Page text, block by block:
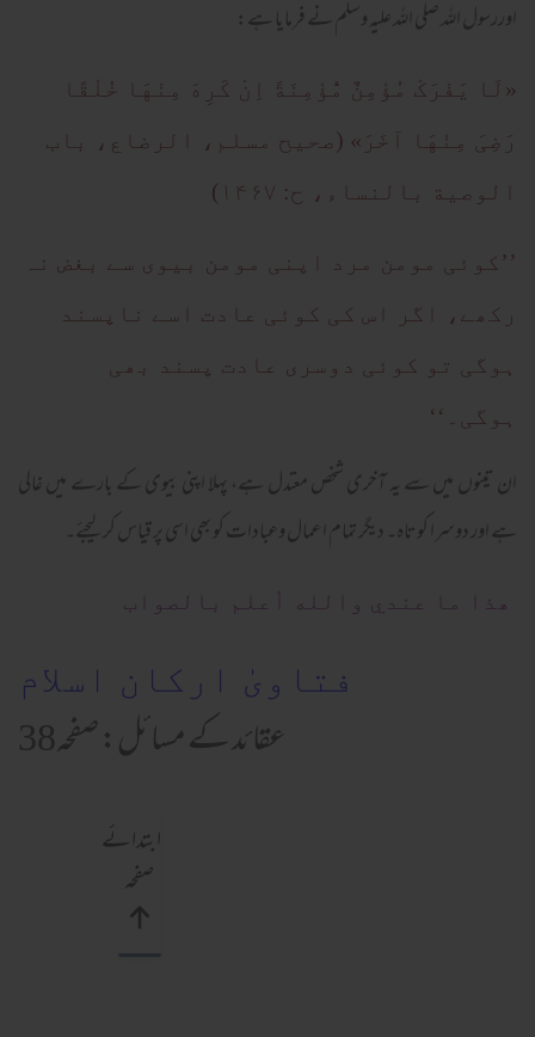
اوررسول اللہ صلی اللہ علیہ وسلم نے فرمایا ہے:
«لَا يَفْرَکْ مُؤْمِنٌ مُّؤْمِنَةً اِنْ کَرِهَ مِنْهَا خُلْقًا
رَضِیَ مِنْهَا آخَرَ» (صحيح مسلم، الرضاع، باب
الوصية بالنساء، ح: ۱۴۶۷)
’’کوئی مومن مرد اپنی مومن بیوی سے بغض نہ
رکھے، اگر اس کی کوئی عادت اسے ناپسند
ہوگی تو کوئی دوسری عادت پسند بھی
ہوگی۔‘‘
ان تینوں میں سے یہ آخری شخص معتدل ہے، پہلا اپنی بیوی کے بارے میں غالی
ہے اور دوسرا کوتاہ۔ دیگر تمام اعمال وعبادات کو بھی اسی پر قیاس کر لیجئے۔
ھذا ما عندي والله أعلم بالصواب
فتاویٰ ارکان اسلام
عقائد کے مسائل: صفحہ38
ابتدائے
صفحہ